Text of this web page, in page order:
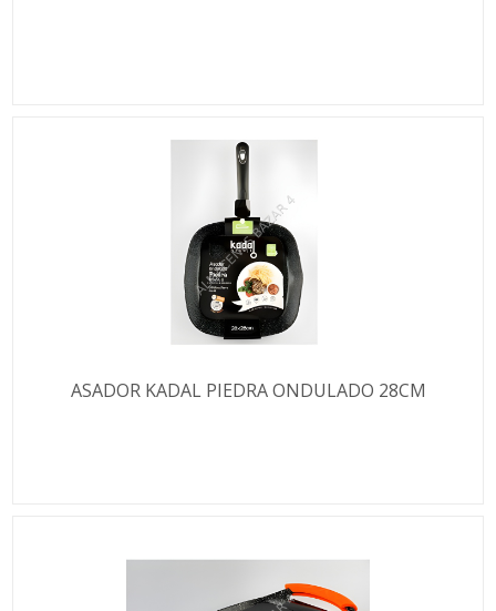
ASADOR KADAL PIEDRA ONDULADO 28CM